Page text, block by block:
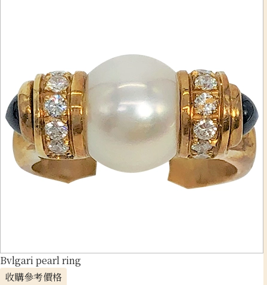
Bvlgari pearl ring
收購參考價格